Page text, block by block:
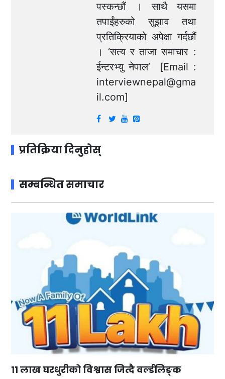
पस्कन्छौं । साथै यसमा
तपाईंहरुको सुझाव तथा
प्रतिक्रियाको अपेक्षा गर्दछौं
। ‘सत्य र ताजा समाचार :
ईन्टरभ्यु नेपाल’ [Email :
interviewnepal@gma
il.com]
प्रतिक्रिया दिनुहोस्
सम्बन्धित समाचार
११ लाख घरधुरीको विश्वास जित्दै वर्ल्डलिङ्क